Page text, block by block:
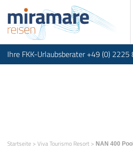
Ihre FKK-Urlaubsberater +49 (0)
Startseite > Viva Tourismo Resort > NAN 400